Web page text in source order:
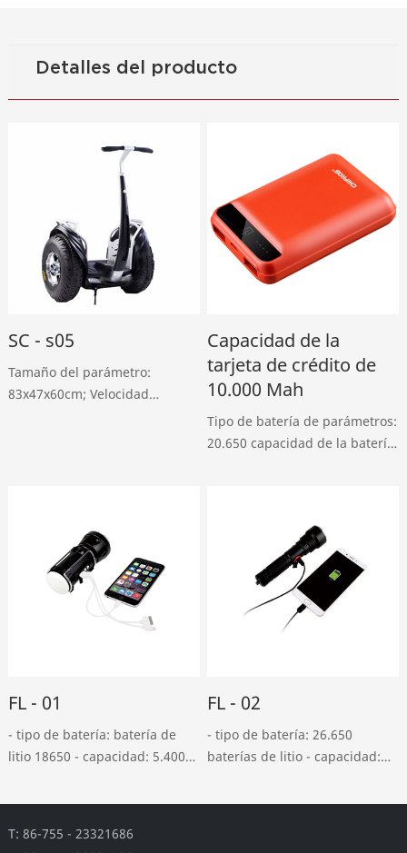
Detalles del producto
SC - s05
Tamaño del parámetro:
83x47x60cm; Velocidad
Capacidad de la
tarjeta de crédito de
10.000 Mah
Tipo de batería de parámetros:
20.650 capacidad de la batería
2.6a (máximo) tiem……
FL - 01
- tipo de batería: batería de
litio 18650 - capacidad: 5.400
entrada: DC 4,2v, 0,8a (unas 7
material de carcasa:
FL - 02
- tipo de batería: 26.650
baterías de litio - capacidad:
1a - entrada: DC 5v, 1a (carga
T: 86-755 - 23321686